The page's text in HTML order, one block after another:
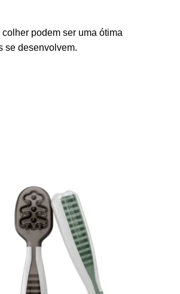
podem ser uma ótima
se desenvolvem.